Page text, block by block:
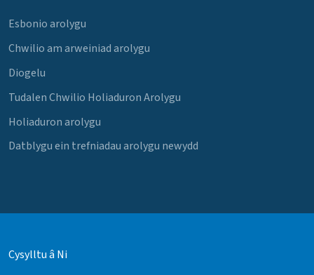
Esbonio arolygu
Chwilio am arweiniad arolygu
Diogelu
Tudalen Chwilio Holiaduron Arolygu
Holiaduron arolygu
Datblygu ein trefniadau arolygu newydd
Cysylltu â Ni